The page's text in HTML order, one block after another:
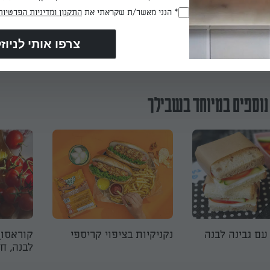
הכנת? כאן מדרגים
במיוחד בשבילך
גבינה לבנה
נקניקיות בציפוי קריספי
לבנה,
(חובה)
* הנני מאשר/ת שקראתי את התקנון ומדיניות